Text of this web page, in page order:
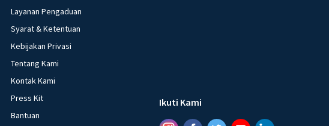
Layanan Pengaduan
Syarat & Ketentuan
Kebijakan Privasi
Tentang Kami
Kontak Kami
Press Kit
Bantuan
Ikuti Kami